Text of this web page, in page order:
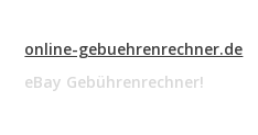
online-gebuehrenrechner.de
eBay Gebührenrechner!